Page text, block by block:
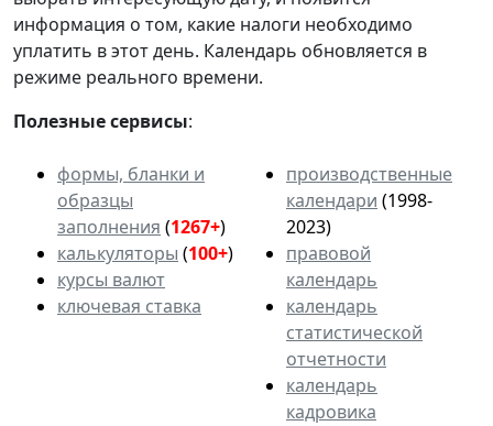
информация о том, какие налоги необходимо
уплатить в этот день. Календарь обновляется в
режиме реального времени.
Полезные сервисы:
формы, бланки и
образцы
заполнения (1267+)
калькуляторы (100+)
курсы валют
ключевая ставка
производственные
календари (1998-
2023)
правовой
календарь
календарь
статистической
отчетности
календарь
кадровика